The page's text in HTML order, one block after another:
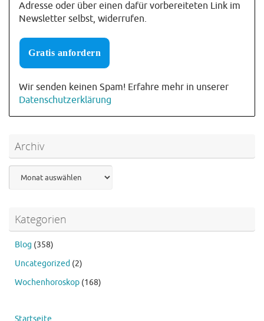
Adresse oder über einen dafür vorbereiteten Link im
Newsletter selbst, widerrufen.
Wir senden keinen Spam! Erfahre mehr in unserer
Datenschutzerklärung
Archiv
Kategorien
Blog (358)
Uncategorized (2)
Wochenhoroskop (168)
Startseite